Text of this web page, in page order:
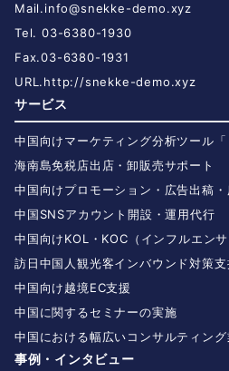
Mail.info@snekke-demo.xyz
Tel. 03-6380-1930
Fax.03-6380-1931
URL.http://snekke-demo.xyz
サービス
中国向けマーケティング分析ツール「
海南島免税店出店・卸販売サポート
中国向けプロモーション・広告出稿・
中国SNSアカウント開設・運用代行
中国向けKOL・KOC（インフルエン
訪日中国人観光客インバウンド対策支
中国向け越境EC支援
中国に関するセミナーの実施
中国における幅広いコンサルティング
事例・インタビュー